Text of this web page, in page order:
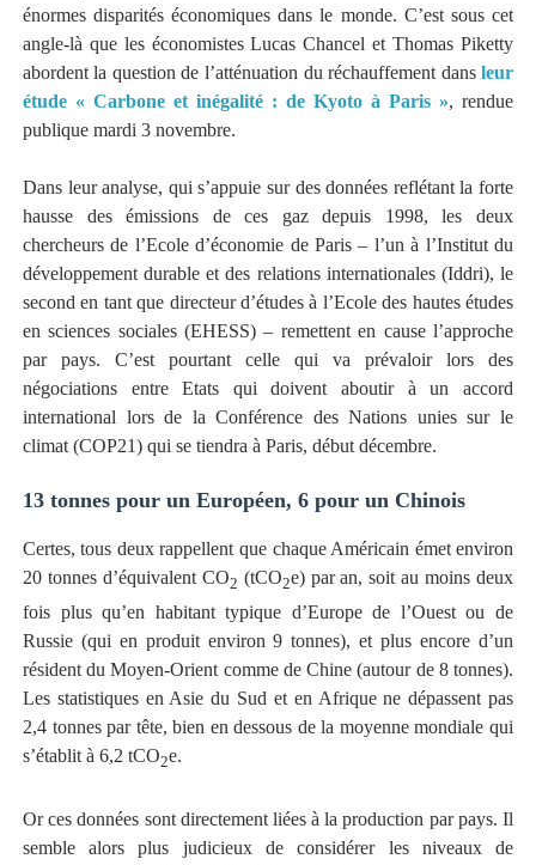
énormes disparités économiques dans le monde. C’est sous cet
angle-là que les économistes Lucas Chancel et Thomas Piketty
abordent la question de l’atténuation du réchauffement dansleur
étude « Carbone et inégalité : de Kyoto à Paris », rendue
publique mardi 3 novembre.
Dans leur analyse, qui s’appuie sur des données reflétant la forte
hausse des émissions de ces gaz depuis 1998, les deux
chercheurs de l’Ecole d’économie de Paris – l’un à l’Institut du
développement durable et des relations internationales (Iddri), le
second en tant que directeur d’études à l’Ecole des hautes études
en sciences sociales (EHESS) – remettent en cause l’approche
par pays. C’est pourtant celle qui va prévaloir lors des
négociations entre Etats qui doivent aboutir à un accord
international lors de la Conférence des Nations unies sur le
climat (COP21) qui se tiendra à Paris, début décembre.
13 tonnes pour un Européen, 6 pour un Chinois
Certes, tous deux rappellent que chaque Américain émet environ
20 tonnes d’équivalent CO2 (tCO2e) par an, soit au moins deux
fois plus qu’en habitant typique d’Europe de l’Ouest ou de
Russie (qui en produit environ 9 tonnes), et plus encore d’un
résident du Moyen-Orient comme de Chine (autour de 8 tonnes).
Les statistiques en Asie du Sud et en Afrique ne dépassent pas
2,4 tonnes par tête, bien en dessous de la moyenne mondiale qui
s’établit à 6,2 tCO2e.
Or ces données sont directement liées à la production par pays. Il
semble alors plus judicieux de considérer les niveaux de